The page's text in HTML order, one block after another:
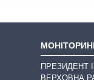
ПРЕЗИДЕНТ
ВЕРХОВНА